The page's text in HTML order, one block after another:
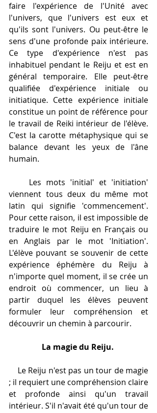
faire l'expérience de l'Unité avec
l'univers, que l'univers est eux et
qu'ils sont l'univers. Ou peut-être le
sens d'une profonde paix intérieure.
Ce type d'expérience n'est pas
inhabituel pendant le Reiju et est en
général temporaire. Elle peut-être
qualifiée d'expérience initiale ou
initiatique. Cette expérience initiale
constitue un point de référence pour
le travail de Reiki intérieur de l'élève.
C'est la carotte métaphysique qui se
balance devant les yeux de l'âne
humain.
viennent tous deux du même mot
latin qui signifie 'commencement'.
Pour cette raison, il est impossible de
traduire le mot Reiju en Français ou
en Anglais par le mot 'Initiation'.
L'élève pouvant se souvenir de cette
expérience éphémère du Reiju à
n'importe quel moment, il se crée un
endroit où commencer, un lieu à
partir duquel les élèves peuvent
formuler leur compréhension et
découvrir un chemin à parcourir.
La magie du Reiju.
; il requiert une compréhension claire
et profonde ainsi qu'un travail
intérieur. S'il n'avait été qu'un tour de